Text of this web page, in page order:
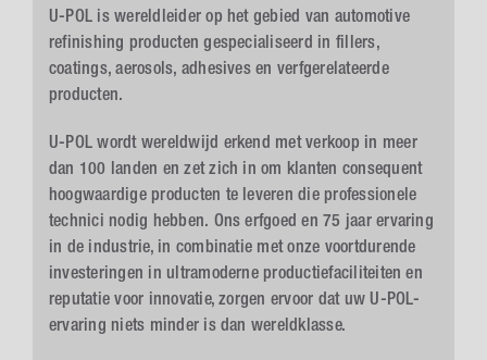
U-POL is wereldleider op het gebied van automotive
refinishing producten gespecialiseerd in fillers,
coatings, aerosols, adhesives en verfgerelateerde
producten.
U-POL wordt wereldwijd erkend met verkoop in meer
dan 100 landen en zet zich in om klanten consequent
hoogwaardige producten te leveren die professionele
technici nodig hebben. Ons erfgoed en 75 jaar ervaring
in de industrie, in combinatie met onze voortdurende
investeringen in ultramoderne productiefaciliteiten en
reputatie voor innovatie, zorgen ervoor dat uw U-POL-
ervaring niets minder is dan wereldklasse.